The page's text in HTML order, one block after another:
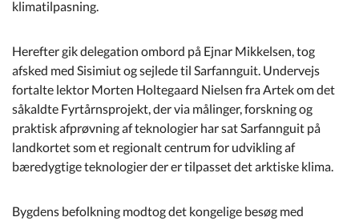
klimatilpasning.
Herefter gik delegation ombord på Ejnar Mikkelsen, tog
afsked med Sisimiut og sejlede til Sarfannguit. Undervejs
fortalte lektor Morten Holtegaard Nielsen fra Artek om det
såkaldte Fyrtårnsprojekt, der via målinger, forskning og
praktisk afprøvning af teknologier har sat Sarfannguit på
landkortet som et regionalt centrum for udvikling af
bæredygtige teknologier der er tilpasset det arktiske klima.
Bygdens befolkning modtog det kongelige besøg med